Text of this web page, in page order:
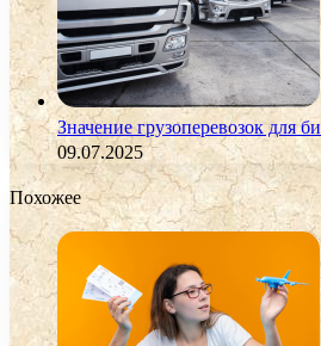
Значение грузоперевозок для
09.07.2025
Похожее